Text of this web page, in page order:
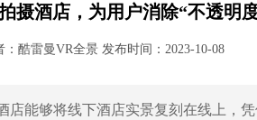
摄酒店，为用户消除“不透明
：酷雷曼VR全景 发布时间：2023-10-08
店能够将线下酒店实景复刻在线上，